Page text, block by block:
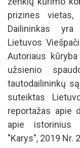
suteiktas
reportažas apie
apie istorinius
"Karys", 2019 Nr.
Kiti